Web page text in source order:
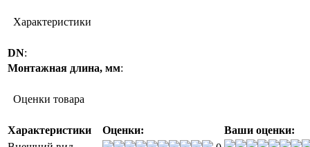
Характеристики
DN:
Монтажная длина, мм:
Оценки товара
Характеристики Оценки:
Ваши оценки: